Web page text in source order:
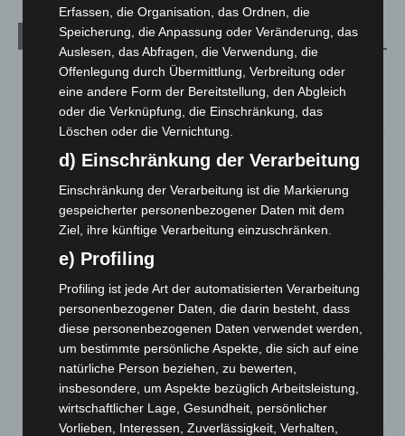
Aktuelle Beiträge
Kunst trifft Weingenuss: Barbara-Susann Mehring zeigt ihre
Werke im Jacques’ Wein-Depot Isernhagen
8. August 2026
und Bothfeld
8. August 2026
Niedersachsen: Feuerwehrkräfte kehren nach
Waldbrandeinsatz aus Spanien zurück
7. August 2026
Hannover: Erste Tigermücken-Population in Niedersachsen
entdeckt
7. August 2026
Brand im „Haus der Begegnung“ in Neuwarmbüchen schnell
eingedämmt
6. August 2026
Erfassen, die Organisation, das Ordnen, die
Speicherung, die Anpassung oder Veränderung, das
Auslesen, das Abfragen, die Verwendung, die
Offenlegung durch Übermittlung, Verbreitung oder
eine andere Form der Bereitstellung, den Abgleich
oder die Verknüpfung, die Einschränkung, das
Löschen oder die Vernichtung.
d) Einschränkung der Verarbeitung
Einschränkung der Verarbeitung ist die Markierung
gespeicherter personenbezogener Daten mit dem
Ziel, ihre künftige Verarbeitung einzuschränken.
e) Profiling
Profiling ist jede Art der automatisierten Verarbeitung
personenbezogener Daten, die darin besteht, dass
diese personenbezogenen Daten verwendet werden,
um bestimmte persönliche Aspekte, die sich auf eine
natürliche Person beziehen, zu bewerten,
insbesondere, um Aspekte bezüglich Arbeitsleistung,
wirtschaftlicher Lage, Gesundheit, persönlicher
Vorlieben, Interessen, Zuverlässigkeit, Verhalten,